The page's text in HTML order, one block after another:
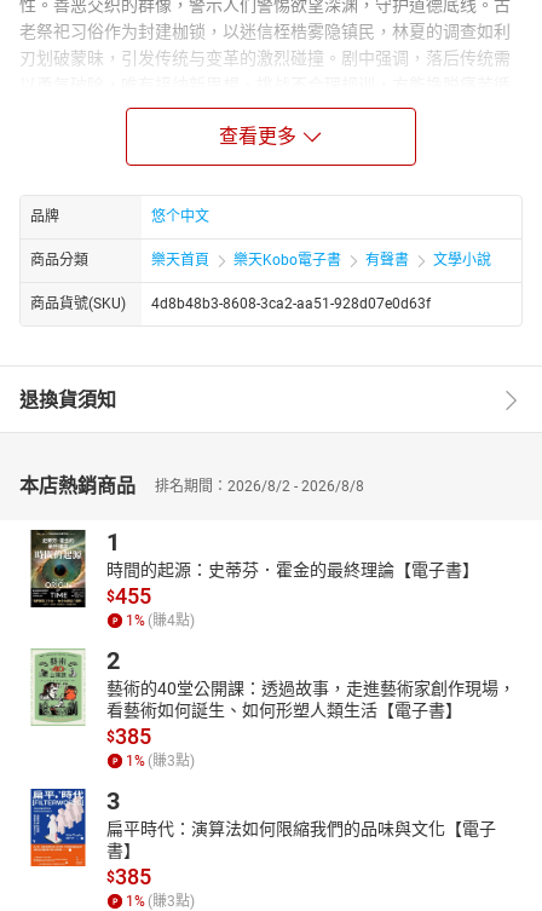
性。善恶交织的群像，警示人们警惕欲望深渊，守护道德底线。古
老祭祀习俗作为封建枷锁，以迷信桎梏雾隐镇民，林夏的调查如利
刃划破蒙昧，引发传统与变革的激烈碰撞。剧中强调，落后传统需
环，迈向新生。
构章法有度，兼具文学性与可读性。其语言凝练精准，质朴中见风
骨，平实中藏张力，不事浮夸雕琢，却能于细微处勾勒人物心境，
于平淡间铺陈时代肌理，展现出极强的文字把控能力与叙事功底。
无论是场景描摹、细节刻画，还是情感铺陈、思想表达，均层次分
明、意蕴深远，兼具画面感与感染力，使读者极易沉浸于文本所构
查看更多
品牌 悠个中文
商品分類 樂天首頁 樂天Kobo電子書 有聲書 文學小說
商品貨號(SKU) 4d8b48b3-8608-3ca2-aa51-928d07e0d63f
退換貨須知
本店熱銷商品 排名期間：2026/8/2 - 2026/8/8
1
時間的起源：史蒂芬．霍金的最終理論【電子書】
$455
1 % (賺4點)
2
藝術的40堂公開課：透過故事，走進藝術家創作現場，
看藝術如何誕生、如何形塑人類生活【電子書】
$385
1 % (賺3點)
3
扁平時代：演算法如何限縮我們的品味與文化【電子
書】
$385
1 % (賺3點)